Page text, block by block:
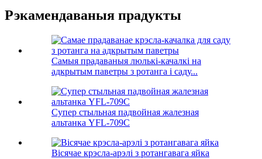
Рэкамендаваныя прадукты
Самыя прадаваныя люлькі-качалкі на
адкрытым паветры з ротанга і саду...
Супер стыльная падвойная жалезная
альтанка YFL-709C
Вісячае крэсла-арэлі з ротангавага яйка